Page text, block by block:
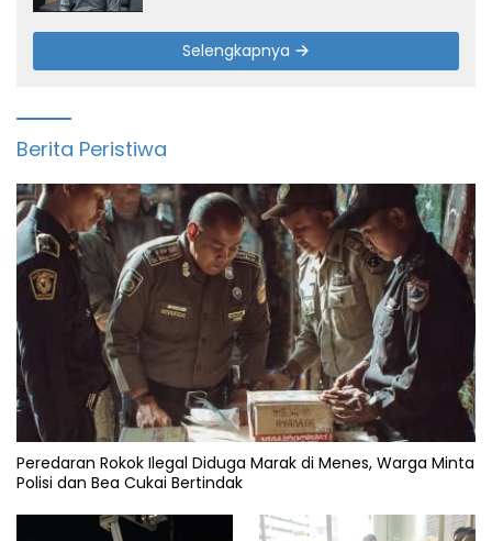
Selengkapnya
Berita Peristiwa
Peredaran Rokok Ilegal Diduga Marak di Menes, Warga Minta
Polisi dan Bea Cukai Bertindak